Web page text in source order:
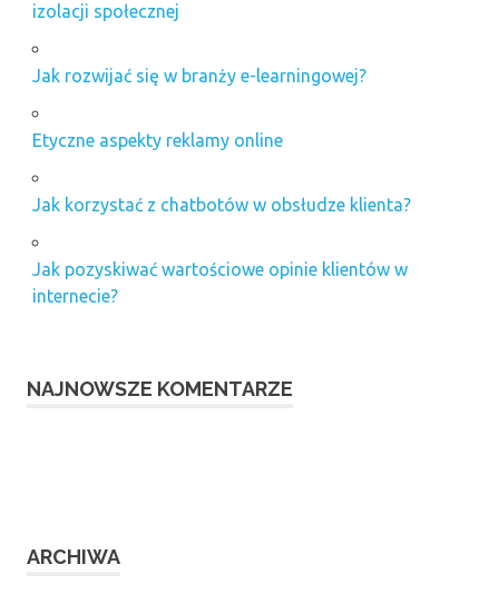
izolacji społecznej
Jak rozwijać się w branży e-learningowej?
Etyczne aspekty reklamy online
Jak korzystać z chatbotów w obsłudze klienta?
Jak pozyskiwać wartościowe opinie klientów w
internecie?
NAJNOWSZE KOMENTARZE
ARCHIWA